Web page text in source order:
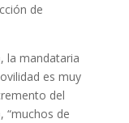
de
la mandataria
es muy
del
“muchos de